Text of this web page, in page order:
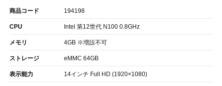
商品コード 194198
CPU Intel 第12世代 N100 0.8GHz
メモリ 4GB ※増設不可
ストレージ eMMC 64GB
表示能力 14インチ Full HD (1920×1080)